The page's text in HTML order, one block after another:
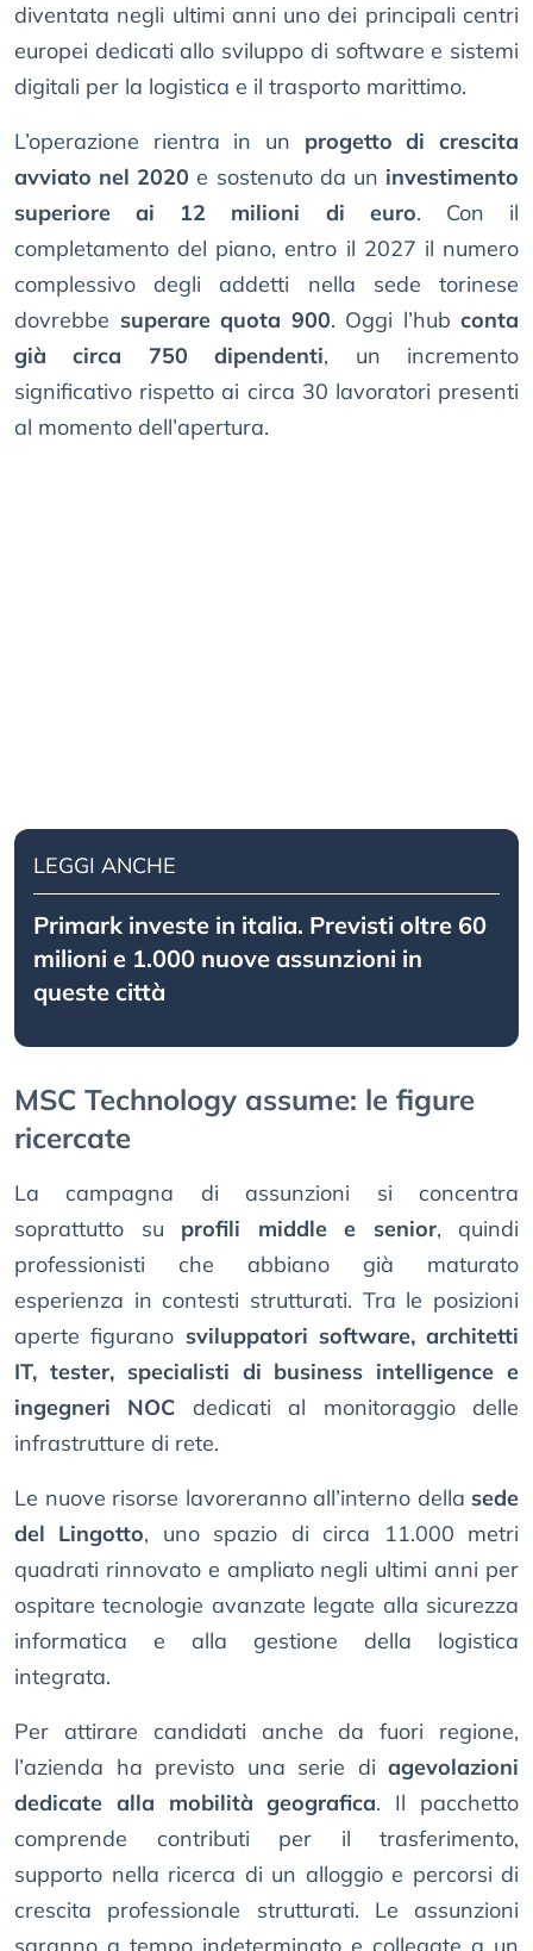
diventata negli ultimi anni uno dei principali centri
europei dedicati allo sviluppo di software e sistemi
digitali per la logistica e il trasporto marittimo.
L’operazione rientra in un progetto di crescita
avviato nel 2020 e sostenuto da un investimento
superiore ai 12 milioni di euro. Con il
completamento del piano, entro il 2027 il numero
complessivo degli addetti nella sede torinese
dovrebbe superare quota 900. Oggi l’hub conta
già circa 750 dipendenti, un incremento
significativo rispetto ai circa 30 lavoratori presenti
al momento dell’apertura.
LEGGI ANCHE
Primark investe in italia. Previsti oltre 60
milioni e 1.000 nuove assunzioni in
queste città
MSC Technology assume: le figure
ricercate
La campagna di assunzioni si concentra
soprattutto su profili middle e senior, quindi
professionisti che abbiano già maturato
esperienza in contesti strutturati. Tra le posizioni
aperte figurano sviluppatori software, architetti
IT, tester, specialisti di business intelligence e
ingegneri NOC dedicati al monitoraggio delle
infrastrutture di rete.
Le nuove risorse lavoreranno all’interno della sede
del Lingotto, uno spazio di circa 11.000 metri
quadrati rinnovato e ampliato negli ultimi anni per
ospitare tecnologie avanzate legate alla sicurezza
informatica e alla gestione della logistica
integrata.
Per attirare candidati anche da fuori regione,
l’azienda ha previsto una serie di agevolazioni
dedicate alla mobilità geografica. Il pacchetto
comprende contributi per il trasferimento,
supporto nella ricerca di un alloggio e percorsi di
crescita professionale strutturati. Le assunzioni